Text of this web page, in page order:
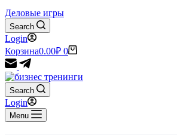
Деловые игры
Search
Login
Корзина0.00₽ 0
Search
Login
Menu